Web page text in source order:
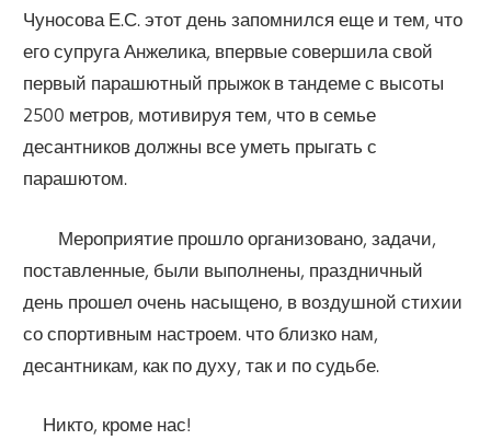
Чуносова Е.С. этот день запомнился еще и тем, что
его супруга Анжелика, впервые совершила свой
первый парашютный прыжок в тандеме с высоты
2500 метров, мотивируя тем, что в семье
десантников должны все уметь прыгать с
парашютом.
Мероприятие прошло организовано, задачи,
поставленные, были выполнены, праздничный
день прошел очень насыщено, в воздушной стихии
со спортивным настроем. что близко нам,
десантникам, как по духу, так и по судьбе.
Никто, кроме нас!